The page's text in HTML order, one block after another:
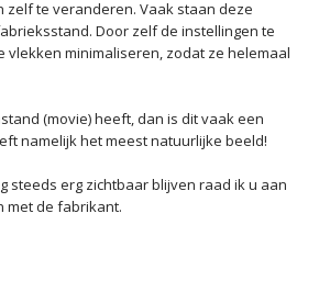
zelf te veranderen. Vaak staan deze
Door zelf de instellingen te
vlekken minimaliseren, zodat ze helemaal
(movie) heeft, dan is dit vaak een
namelijk het meest natuurlijke beeld!
steeds erg zichtbaar blijven raad ik u aan
met de fabrikant.